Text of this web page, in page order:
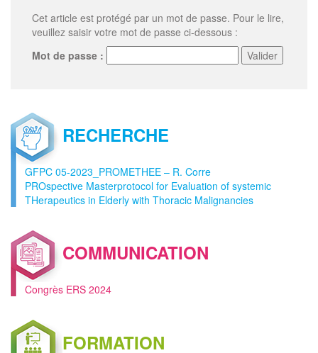
Cet article est protégé par un mot de passe. Pour le lire,
veuillez saisir votre mot de passe ci-dessous :
Mot de passe :
RECHERCHE
GFPC 05-2023_PROMETHEE – R. Corre
PROspective Masterprotocol for Evaluation of systemic
THerapeutics in Elderly with Thoracic Malignancies
COMMUNICATION
Congrès ERS 2024
FORMATION